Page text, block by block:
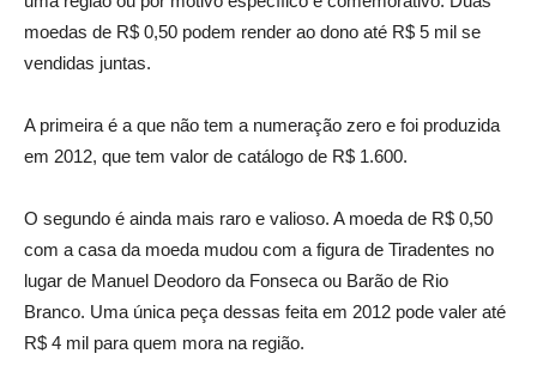
moedas de R$ 0,50 podem render ao dono até R$ 5 mil se
vendidas juntas.
A primeira é a que não tem a numeração zero e foi produzida
em 2012, que tem valor de catálogo de R$ 1.600.
O segundo é ainda mais raro e valioso. A moeda de R$ 0,50
com a casa da moeda mudou com a figura de Tiradentes no
lugar de Manuel Deodoro da Fonseca ou Barão de Rio
Branco. Uma única peça dessas feita em 2012 pode valer até
R$ 4 mil para quem mora na região.